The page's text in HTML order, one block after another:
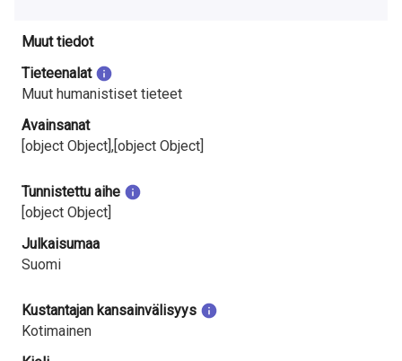
Muut tiedot
Tieteenalat
Muut humanistiset tieteet
Avainsanat
[object Object],[object Object]
Tunnistettu aihe
[object Object]
Julkaisumaa
Suomi
Kustantajan kansainvälisyys
Kotimainen